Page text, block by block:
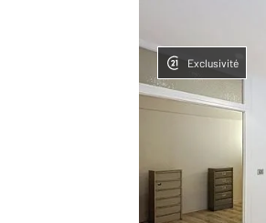
Exclusivité